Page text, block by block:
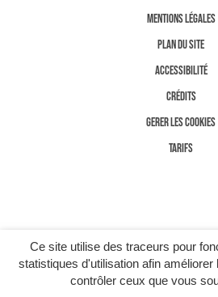
Ce site utilise des traceurs pour
statistiques d'utilisation afin
contrôler ceux que vous
MENTIONS LÉGALES
PLAN DU SITE
ACCESSIBILITÉ
CRÉDITS
GERER LES COOKIES
TARIFS